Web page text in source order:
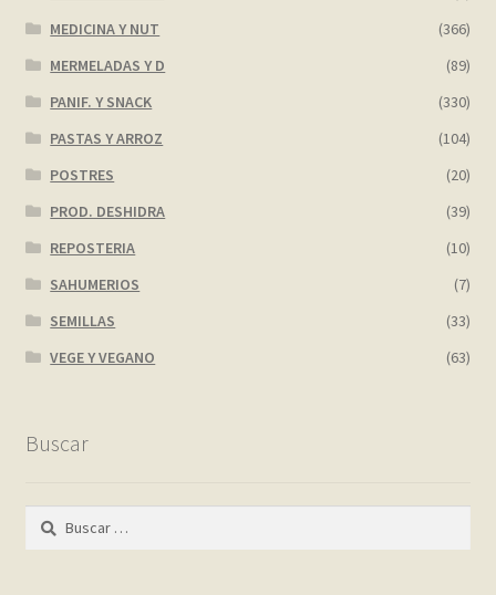
MEDICINA Y NUT
(366)
MERMELADAS Y D
(89)
PANIF. Y SNACK
(330)
PASTAS Y ARROZ
(104)
POSTRES
(20)
PROD. DESHIDRA
(39)
REPOSTERIA
(10)
SAHUMERIOS
(7)
SEMILLAS
(33)
VEGE Y VEGANO
(63)
Buscar
Buscar: